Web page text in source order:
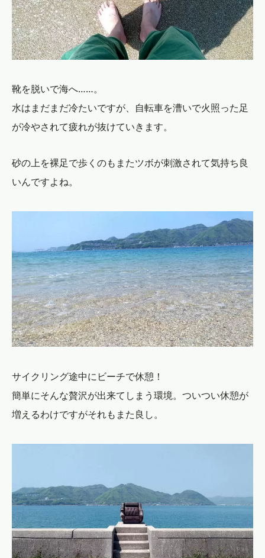
靴を脱いで海へ……。
水はまだまだ冷たいですが、自転車を漕いで火照った足
が冷やされて疲れが抜けていきます。
砂の上を裸足で歩くのもまたツボが刺激されて気持ち良
いんですよね。
サイクリング途中にビーチで休憩！
簡単にそんな贅沢が出来てしまう環境。ついつい休憩が
増えるわけですがそれもまた良し。